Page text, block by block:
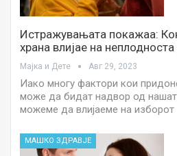
Истражувањата покажаа:
храна влијае на
Мајка и Дете Авг 29, 2023
Иако многу фактори кои
може да бидат надвор од
можеме да влијаеме на изборот
МАШКО ЗДРАВЈЕ